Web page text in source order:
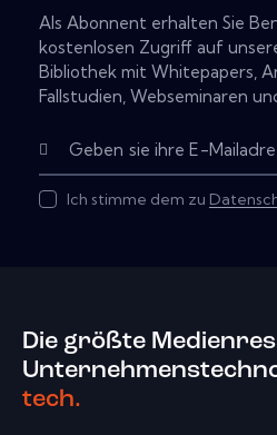
Als Abonnent erhalten Sie
kostenlosen Zugriff auf
Bibliothek mit Whitepapers,
Fallstudien, Webseminaren
Ich stimme dem zu
Die größte
tech.